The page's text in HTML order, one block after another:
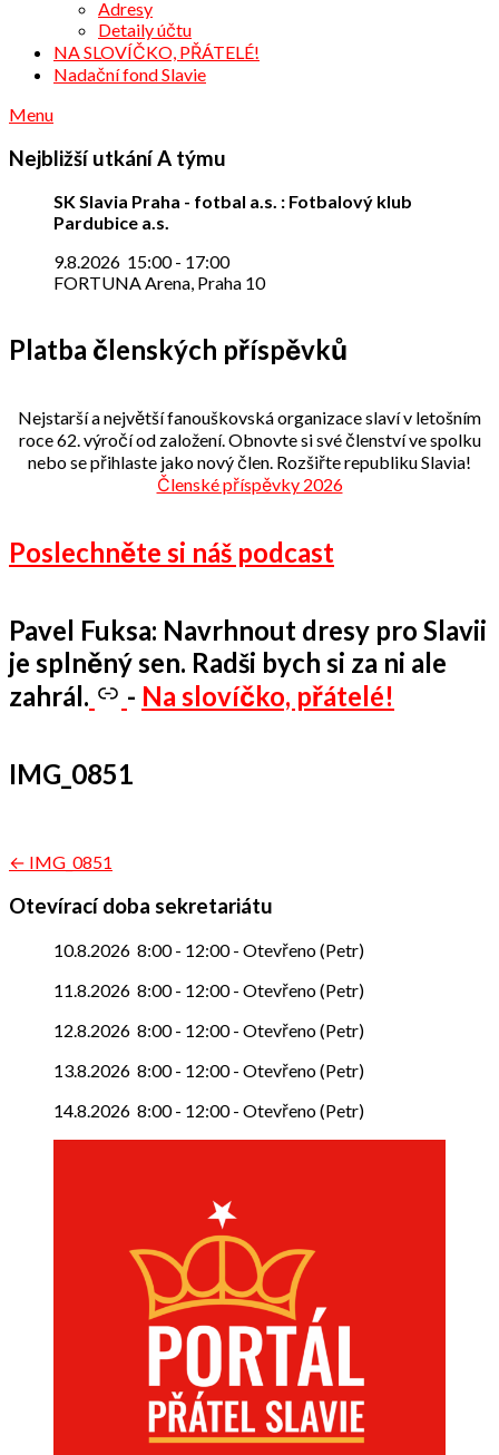
Adresy
Detaily účtu
NA SLOVÍČKO, PŘÁTELÉ!
Nadační fond Slavie
Menu
Nejbližší utkání A týmu
SK Slavia Praha - fotbal a.s. : Fotbalový klub
Pardubice a.s.
9.8.2026 15:00- 17:00
FORTUNA Arena, Praha 10
Platba členských příspěvků
Nejstarší a největší fanouškovská organizace slaví v letošním
roce 62. výročí od založení. Obnovte si své členství ve spolku
nebo se přihlaste jako nový člen. Rozšiřte republiku Slavia!
Členské příspěvky 2026
Poslechněte si náš podcast
Pavel Fuksa: Navrhnout dresy pro Slavii
je splněný sen. Radši bych si za ni ale
zahrál.
- Na slovíčko, přátelé!
IMG_0851
Navigace
pro
← IMG_0851
Otevírací doba sekretariátu
10.8.2026 8:00- 12:00- Otevřeno (Petr)
11.8.2026 8:00- 12:00- Otevřeno (Petr)
12.8.2026 8:00- 12:00- Otevřeno (Petr)
13.8.2026 8:00- 12:00- Otevřeno (Petr)
14.8.2026 8:00- 12:00- Otevřeno (Petr)